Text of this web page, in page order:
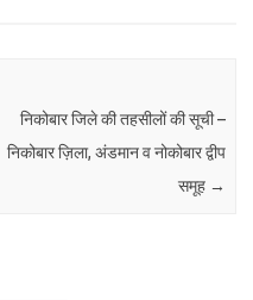
निकोबार जिले की तहसीलों की सूची –
निकोबार ज़िला, अंडमान व नोकोबार द्वीप
समूह →